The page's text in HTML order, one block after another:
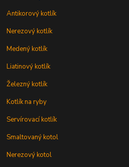
Antikorový kotlík
Nerezový kotlík
Medený kotlík
Liatinový kotlík
Železný kotlík
Kotlík na ryby
Servírovací kotlík
Smaltovaný kotol
Nerezový kotol